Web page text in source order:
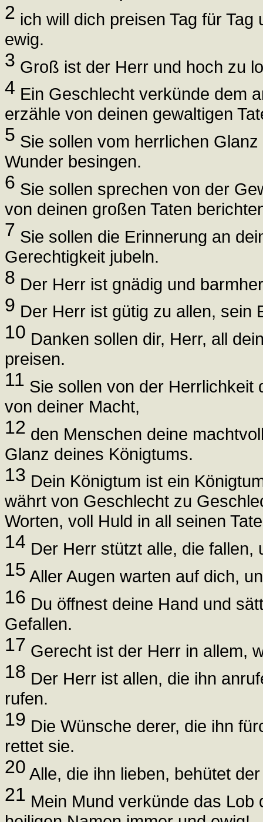
2 ich will dich preisen Tag für
ewig.
3 Groß ist der Herr und hoch zu
4 Ein Geschlecht verkünde dem
erzähle von deinen gewaltigen
5 Sie sollen vom herrlichen
Wunder besingen.
6 Sie sollen sprechen von der
von deinen großen Taten
7 Sie sollen die Erinnerung an
Gerechtigkeit jubeln.
8 Der Herr ist gnädig und
9 Der Herr ist gütig zu allen, sein
10 Danken sollen dir, Herr, all
preisen.
11 Sie sollen von der Herrlichkeit
von deiner Macht,
12 den Menschen deine
Glanz deines Königtums.
13 Dein Königtum ist ein
währt von Geschlecht zu
Worten, voll Huld in all seinen
14 Der Herr stützt alle, die fallen,
15 Aller Augen warten auf dich,
16 Du öffnest deine Hand und
Gefallen.
17 Gerecht ist der Herr in allem,
18 Der Herr ist allen, die ihn
rufen.
19 Die Wünsche derer, die ihn
rettet sie.
20 Alle, die ihn lieben, behütet
21 Mein Mund verkünde das